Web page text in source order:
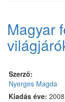
Magyar
Szerző:
Nyerges Magda
Kiadás éve: 2008